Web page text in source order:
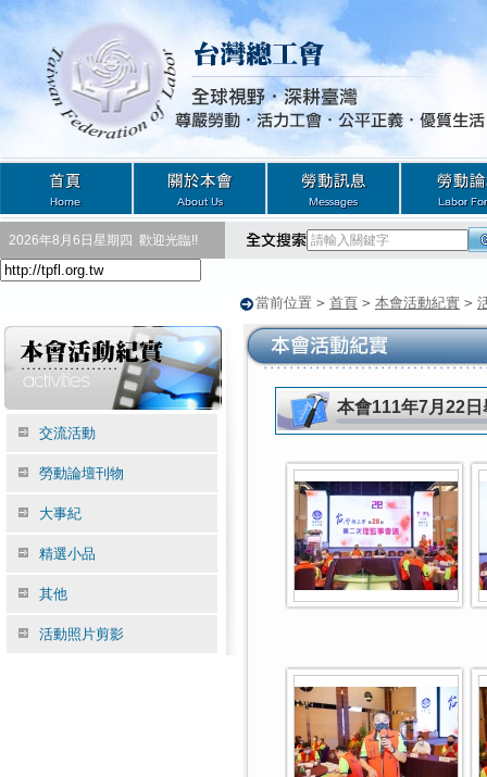
2026年8月6日星期四 歡迎光臨!!
當前位置 > 首頁 > 本會活動紀實 >
交流活動
勞動論壇刊物
大事紀
精選小品
其他
活動照片剪影
本會111年7月22